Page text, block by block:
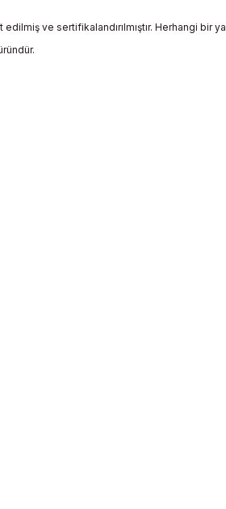
ve sertifikalandırılmıştır. Herhangi bir